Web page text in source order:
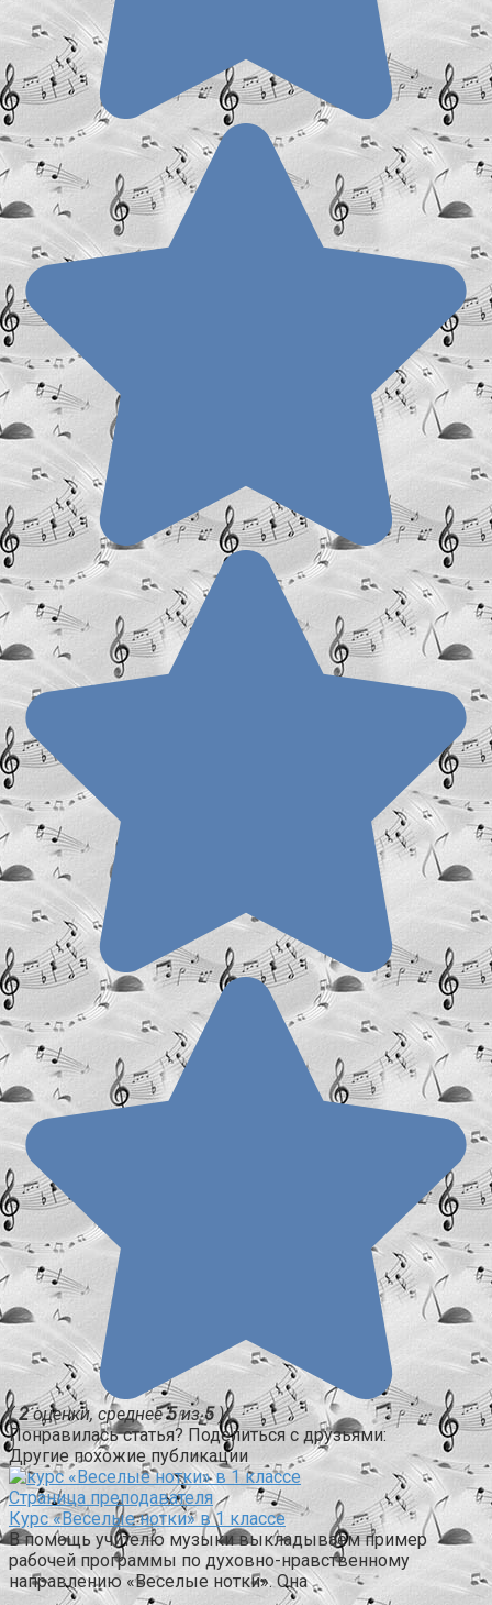
(2оценки, среднее5из5)
Понравилась статья? Поделиться с друзьями:
Другие похожие публикации
Страница преподавателя
Курс «Веселые нотки» в 1 классе
В помощь учителю музыки выкладываем пример
рабочей программы по духовно-нравственному
направлению «Веселые нотки». Она